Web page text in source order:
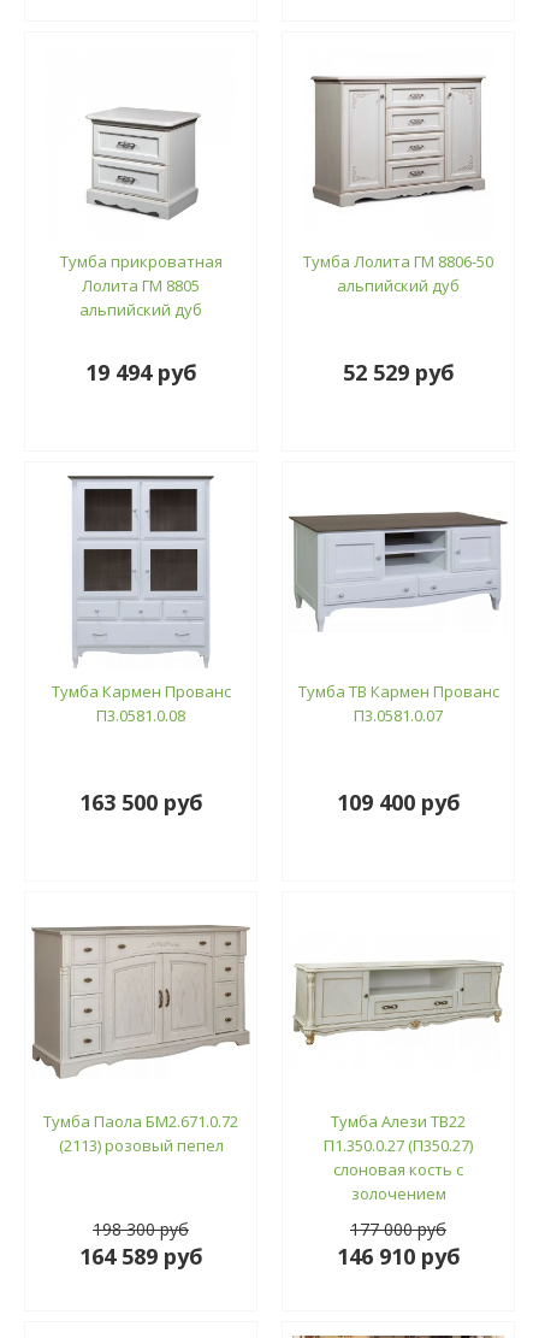
Тумба прикроватная
Лолита ГМ 8805
альпийский дуб
19 494 руб
Тумба Лолита ГМ 8806-50
альпийский дуб
52 529 руб
Тумба Кармен Прованс
П3.0581.0.08
163 500 руб
Тумба ТВ Кармен Прованс
П3.0581.0.07
109 400 руб
Тумба Паола БМ2.671.0.72
(2113) розовый пепел
198 300 руб
164 589 руб
Тумба Алези ТВ22
П1.350.0.27 (П350.27)
слоновая кость с
золочением
177 000 руб
146 910 руб